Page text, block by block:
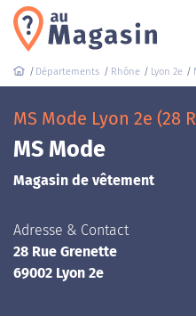
Départements Rhône Lyon 2e
MS Mode Lyon 2e (28
MS Mode
Magasin de vêtement
Adresse & Contact
28 Rue Grenette
69002 Lyon 2e